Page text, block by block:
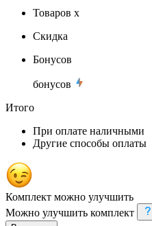
Товаров x
Скидка
Бонусов
бонусов
Итого
При оплате наличными
Другие способы оплаты
Комплект можно улучшить
Можно улучшить комплект